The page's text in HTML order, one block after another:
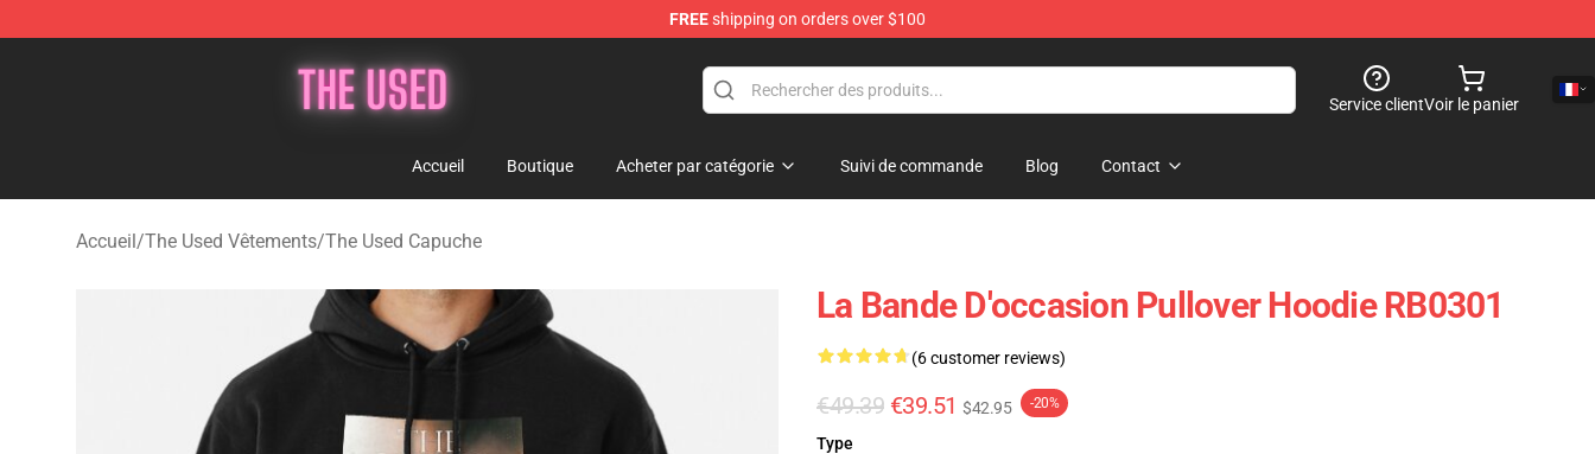
FREEshipping on orders over $100
Service clientVoir le panier
Accueil Boutique Acheter par catégorie Suivi de commande Blog Contact
Accueil/The Used Vêtements/The Used Capuche
La Bande D'occasion Pullover Hoodie RB0301
(6 customer reviews)
€49.39 €39.51 $42.95 -20%
Type